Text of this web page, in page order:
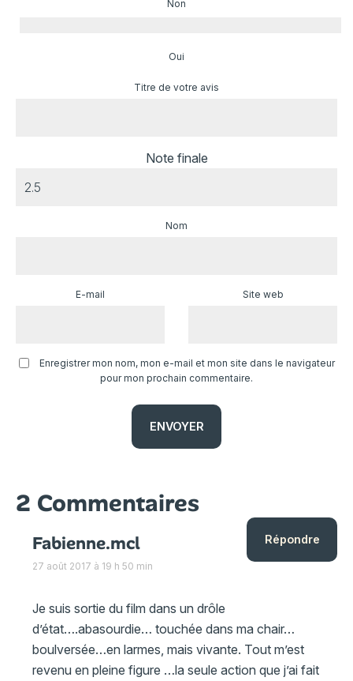
Non
Oui
Titre de votre avis
Note finale
Nom
E-mail Site web
Enregistrer mon nom, mon e-mail et mon site dans le navigateur
pour mon prochain commentaire.
2 Commentaires
Fabienne.mcl
27 août 2017 à 19 h 50 min
Je suis sortie du film dans un drôle
d’état….abasourdie… touchée dans ma chair…
boulversée…en larmes, mais vivante. Tout m’est
revenu en pleine figure …la seule action que j’ai fait
Répondre